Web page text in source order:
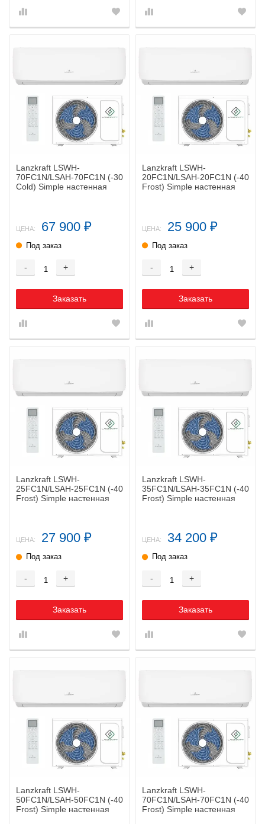
Lanzkraft LSWH-
70FC1N/LSAH-70FC1N (-30
Cold) Simple настенная
ЦЕНА: 67 900 ₽
Под заказ
- +
Заказать
Lanzkraft LSWH-
20FC1N/LSAH-20FC1N (-40
Frost) Simple настенная
ЦЕНА: 25 900 ₽
Под заказ
- +
Заказать
Lanzkraft LSWH-
25FC1N/LSAH-25FC1N (-40
Frost) Simple настенная
ЦЕНА: 27 900 ₽
Под заказ
- +
Заказать
Lanzkraft LSWH-
35FC1N/LSAH-35FC1N (-40
Frost) Simple настенная
ЦЕНА: 34 200 ₽
Под заказ
- +
Заказать
Lanzkraft LSWH-
50FC1N/LSAH-50FC1N (-40
Frost) Simple настенная
Lanzkraft LSWH-
70FC1N/LSAH-70FC1N (-40
Frost) Simple настенная